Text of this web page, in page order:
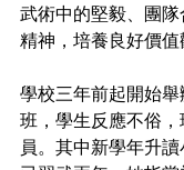
武術中的堅毅、團
精神，培養良好價值
學校三年前起開始
班，學生反應不俗
員。其中新學年升